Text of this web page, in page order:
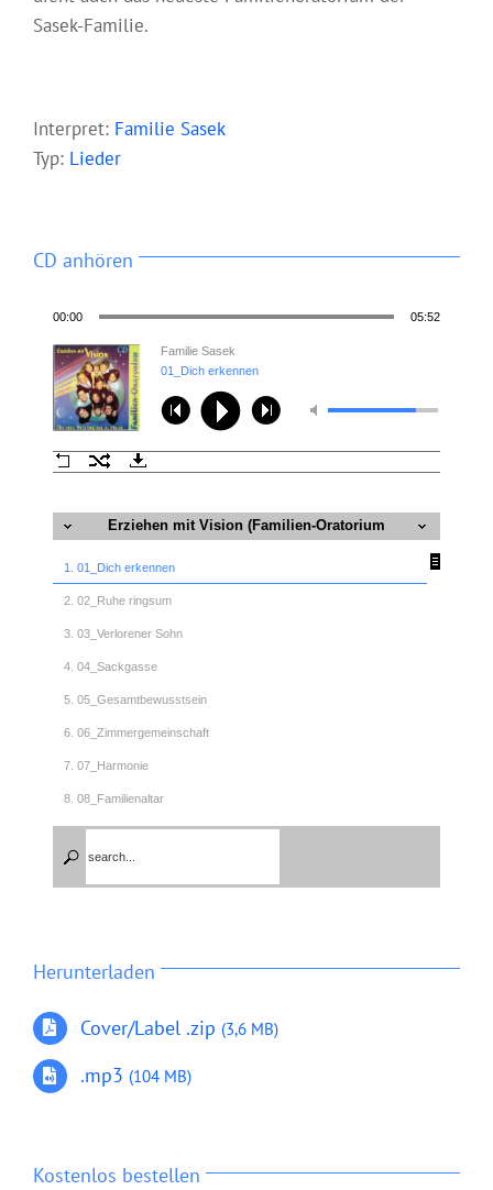
Sasek-Familie.
Interpret: Familie Sasek
Typ: Lieder
CD anhören
00:00 05:52
01_Dich erkennen
Familie Sasek
Erziehen mit Vision (Familien-Oratorium
1. 01_Dich erkennen
2. 02_Ruhe ringsum
3. 03_Verlorener Sohn
4. 04_Sackgasse
5. 05_Gesamtbewusstsein
6. 06_Zimmergemeinschaft
7. 07_Harmonie
8. 08_Familienaltar
9. 09_Einheit Ehe
10. 10_Abendlied_1
13. 13_Werde Licht
15. 15_Kuesse mich
Herunterladen
Cover/Label .zip (3,6 MB)
.mp3 (104 MB)
Kostenlos bestellen